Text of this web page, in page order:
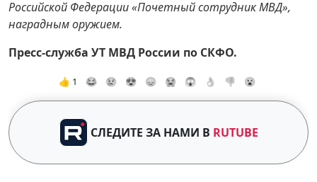
Российской Федерации «Почетный сотрудник МВД»,
наградным оружием.
Пресс-служба УТ МВД России по СКФО.
👍 1 😂 😢 😍 😞 😭 😱 👌 👎 😮
СЛЕДИТЕ ЗА НАМИ В RUTUBE